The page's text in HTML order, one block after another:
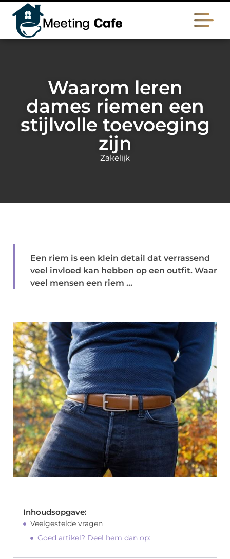
Waarom leren
dames riemen een
stijlvolle toevoeging
zijn
Zakelijk
Een riem is een klein detail dat verrassend
veel invloed kan hebben op een outfit. Waar
veel mensen een riem ...
Inhoudsopgave:
Veelgestelde vragen
Goed artikel? Deel hem dan op: